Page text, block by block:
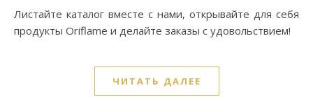
Листайте каталог вместе с нами, открывайте для себя
продукты Oriflame и делайте заказы с удовольствием!
ЧИТАТЬ ДАЛЕЕ